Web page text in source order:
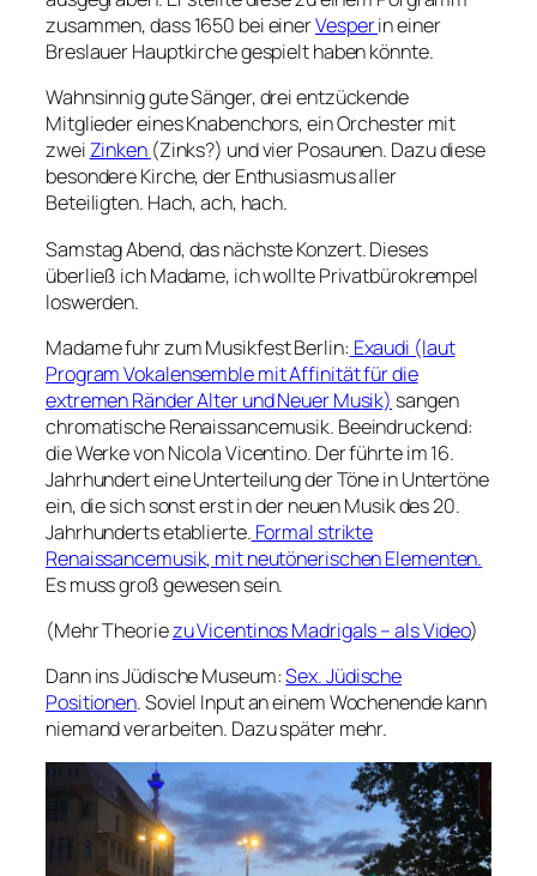
zusammen, dass 1650 bei einerVesperin einer
Breslauer Hauptkirche gespielt haben könnte.
Wahnsinnig gute Sänger, drei entzückende
Mitglieder eines Knabenchors, ein Orchester mit
zwei Zinken (Zinks?) und vier Posaunen. Dazu diese
besondere Kirche, der Enthusiasmus aller
Beteiligten. Hach, ach, hach.
Samstag Abend, das nächste Konzert. Dieses
überließ ich Madame, ich wollte Privatbürokrempel
loswerden.
Madame fuhr zum Musikfest Berlin: Exaudi (laut
Program Vokalensemble mit Affinität für die
extremen Ränder Alter und Neuer Musik) sangen
chromatische Renaissancemusik. Beeindruckend:
die Werke von Nicola Vicentino. Der führte im 16.
Jahrhundert eine Unterteilung der Töne in Untertöne
ein, die sich sonst erst in der neuen Musik des 20.
Jahrhunderts etablierte. Formal strikte
Renaissancemusik, mit neutönerischen Elementen.
Es muss groß gewesen sein.
(Mehr Theoriezu Vicentinos Madrigals – als Video)
Dann ins Jüdische Museum:Sex. Jüdische
Positionen. Soviel Input an einem Wochenende kann
niemand verarbeiten. Dazu später mehr.